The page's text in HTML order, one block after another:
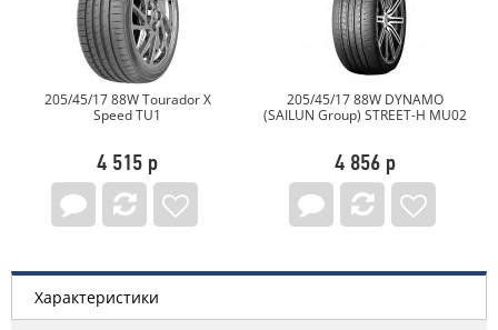
205/45/17 88W Tourador X
Speed TU1
4 515 р
205/45/17 88W DYNAMO
(SAILUN Group) STREET-H MU02
4 856 р
Характеристики